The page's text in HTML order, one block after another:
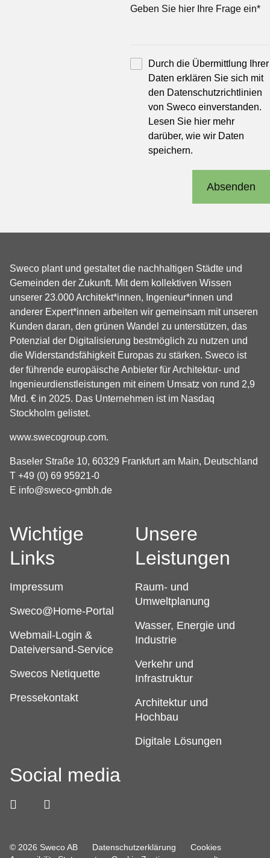
Geben Sie hier Ihre Frage ein*
Durch die Übermittlung Ihrer
Daten erklären Sie sich mit
den Datenschutzrichtlinien
von Sweco einverstanden.
Lesen Sie hier mehr
darüber, wie wir Daten
speichern.
Absenden
Sweco plant und gestaltet die nachhaltigen Städte und
Gemeinden der Zukunft. Mit dem kollektiven Wissen
unserer 23.000 Architekt*innen, Ingenieur*innen und
anderer Expert*innen arbeiten wir gemeinsam mit unseren
Kunden daran, den grünen Wandel zu unterstützen, das
Potenzial der Digitalisierung bestmöglich zu nutzen und
die Widerstandsfähigkeit Europas zu stärken. Sweco ist
der führende europäische Anbieter für Architektur- und
Ingenieurdienstleistungen mit einem Umsatz von rund 2,9
Mrd. € in 2025. Das Unternehmen ist im Nasdaq
Stockholm gelistet.
www.swecogroup.com.
Baseler Straße 10, 60329 Frankfurt am Main, Deutschland
T +49 (0) 69 95921-0
E info@sweco-gmbh.de
Wichtige
Links
Impressum
Sweco@Home-Portal
Webmail-Login &
Dateiversand-Service
Swecos Netiquette
Pressekontakt
Unsere
Leistungen
Raum- und
Umweltplanung
Wasser, Energie und
Industrie
Verkehr und
Infrastruktur
Architektur und
Hochbau
Digitale Lösungen
Social media
© 2026 Sweco AB Datenschutzerklärung
Cookies